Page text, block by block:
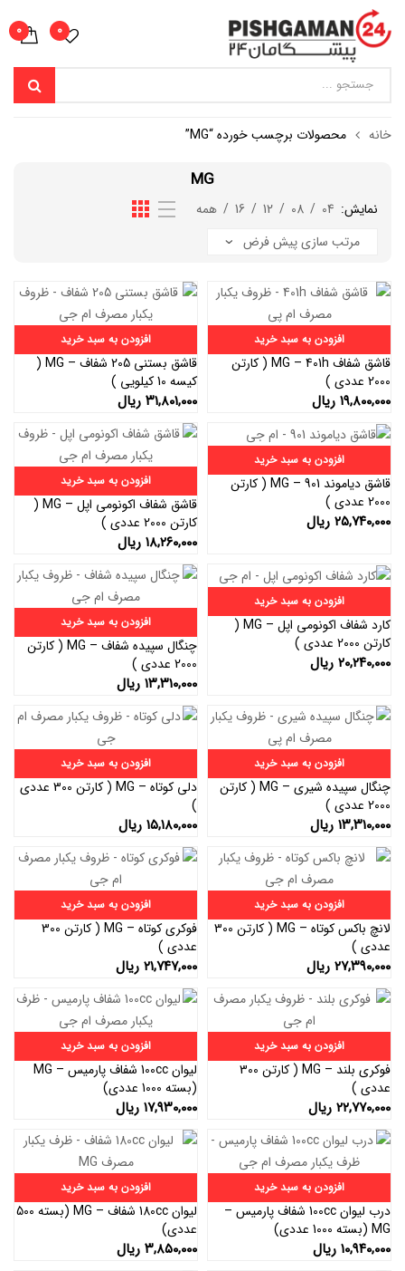
0
0
خانه محصولات برچسب خورده “MG”
MG
نمایش: 04
/
08
/
12
/
16
/ همه
افزودن به سبد خرید
قاشق شفاف MG – 401h ( کارتن
2000 عددی )
۱۹,۸۰۰,۰۰۰ ریال
افزودن به سبد خرید
قاشق بستنی 205 شفاف – MG (
کیسه 10 کیلویی )
۳۱,۸۰۱,۰۰۰ ریال
افزودن به سبد خرید
قاشق دیاموند 901 – MG ( کارتن
2000 عددی )
۲۵,۷۴۰,۰۰۰ ریال
افزودن به سبد خرید
قاشق شفاف اکونومی اپل – MG (
کارتن 2000 عددی )
۱۸,۲۶۰,۰۰۰ ریال
افزودن به سبد خرید
کارد شفاف اکونومی اپل – MG (
کارتن 2000 عددی )
۲۰,۲۴۰,۰۰۰ ریال
افزودن به سبد خرید
چنگال سپیده شفاف – MG ( کارتن
2000 عددی )
۱۳,۳۱۰,۰۰۰ ریال
افزودن به سبد خرید
چنگال سپیده شیری – MG ( کارتن
2000 عددی )
۱۳,۳۱۰,۰۰۰ ریال
افزودن به سبد خرید
دلی کوتاه – MG ( کارتن 300 عددی
)
۱۵,۱۸۰,۰۰۰ ریال
افزودن به سبد خرید
لانچ باکس کوتاه – MG ( کارتن 300
عددی )
۲۷,۳۹۰,۰۰۰ ریال
افزودن به سبد خرید
فوکری کوتاه – MG ( کارتن 300
عددی )
۲۱,۷۴۷,۰۰۰ ریال
افزودن به سبد خرید
فوکری بلند – MG ( کارتن 300
عددی )
۲۲,۷۷۰,۰۰۰ ریال
افزودن به سبد خرید
لیوان 100cc شفاف پارمیس – MG
(بسته 1000 عددی)
۱۷,۹۳۰,۰۰۰ ریال
افزودن به سبد خرید
درب لیوان 100cc شفاف پارمیس –
MG (بسته 1000 عددی)
۱۰,۹۴۰,۰۰۰ ریال
افزودن به سبد خرید
لیوان 180cc شفاف – MG (بسته 500
عددی)
۳,۸۵۰,۰۰۰ ریال